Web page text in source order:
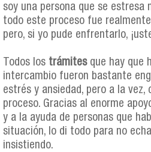
soy una persona que se estresa
todo este proceso fue
pero, si yo pude enfrentarlo,
Todos los trámitesque hay que
intercambio fueron bastante
estrés y ansiedad, pero a la vez,
proceso. Gracias al enorme
y a la ayuda de personas que
situación, lo di todo para no
insistiendo.